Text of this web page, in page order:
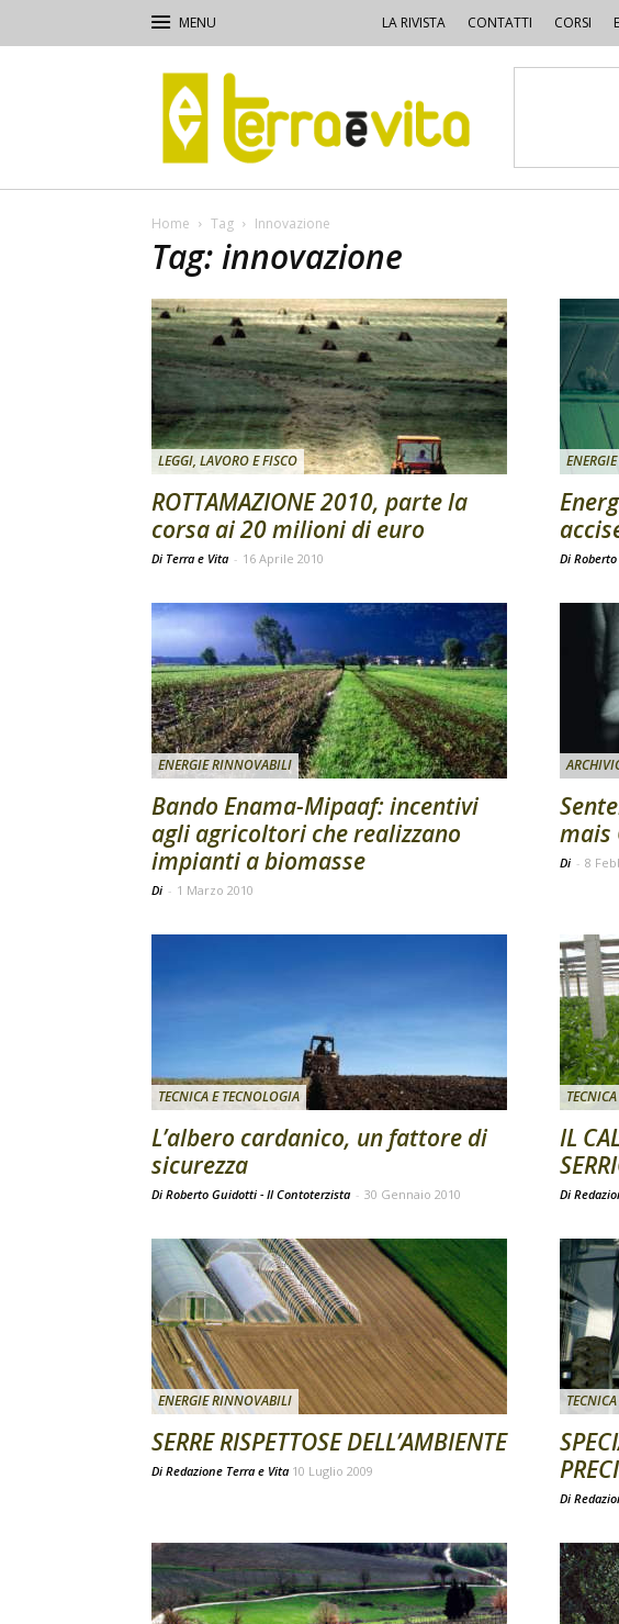
LA RIVISTA CONTATTI CORSI
Terra
e
Vita
Home Tag Innovazione
Tag: innovazione
LEGGI, LAVORO E FISCO
ROTTAMAZIONE 2010, parte la
corsa ai 20 milioni di euro
Di Terra e Vita - 16 Aprile 2010 Di
ENERGIE RINNOVABILI
Bando Enama-Mipaaf: incentivi
agli agricoltori che realizzano
impianti a biomasse
Di - 1 Marzo 2010
mais
Di - 8
TECNICA E TECNOLOGIA
L’albero cardanico, un fattore di
sicurezza
Di Roberto Guidotti - Il Contoterzista - 30 Gennaio 2010
IL
Di
ENERGIE RINNOVABILI
SERRE RISPETTOSE DELL’AMBIENTE
Di Redazione Terra e Vita 10 Luglio 2009
Di